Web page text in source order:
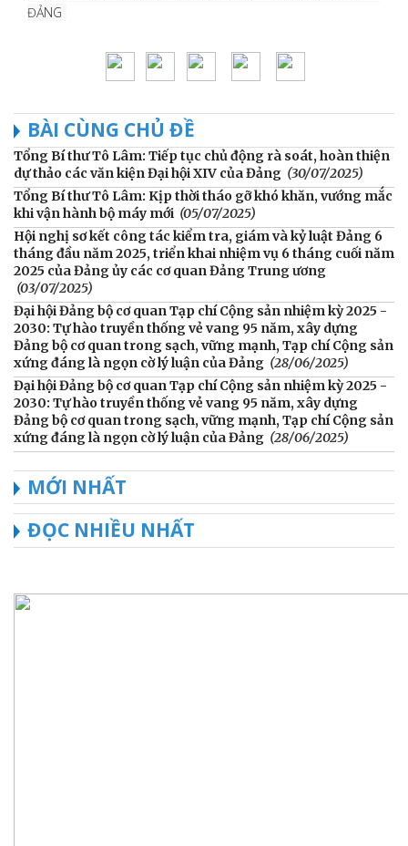
ĐẢNG
BÀI CÙNG CHỦ ĐỀ
Tổng Bí thư Tô Lâm: Tiếp tục chủ động rà soát, hoàn thiện
dự thảo các văn kiện Đại hội XIV của Đảng (30/07/2025)
Tổng Bí thư Tô Lâm: Kịp thời tháo gỡ khó khăn, vướng mắc
khi vận hành bộ máy mới (05/07/2025)
Hội nghị sơ kết công tác kiểm tra, giám và kỷ luật Đảng 6
tháng đầu năm 2025, triển khai nhiệm vụ 6 tháng cuối năm
2025 của Đảng ủy các cơ quan Đảng Trung ương
(03/07/2025)
Đại hội Đảng bộ cơ quan Tạp chí Cộng sản nhiệm kỳ 2025 -
2030: Tự hào truyền thống vẻ vang 95 năm, xây dựng
Đảng bộ cơ quan trong sạch, vững mạnh, Tạp chí Cộng sản
xứng đáng là ngọn cờ lý luận của Đảng (28/06/2025)
Đại hội Đảng bộ cơ quan Tạp chí Cộng sản nhiệm kỳ 2025 -
2030: Tự hào truyền thống vẻ vang 95 năm, xây dựng
Đảng bộ cơ quan trong sạch, vững mạnh, Tạp chí Cộng sản
xứng đáng là ngọn cờ lý luận của Đảng (28/06/2025)
MỚI NHẤT
ĐỌC NHIỀU NHẤT